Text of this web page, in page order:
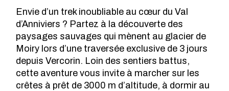
Envie d’un trek inoubliable au cœur du Val
d’Anniviers ? Partez à la découverte des
paysages sauvages qui mènent au glacier de
Moiry lors d’une traversée exclusive de 3 jours
depuis Vercorin. Loin des sentiers battus,
cette aventure vous invite à marcher sur les
crêtes à prêt de 3000 m d’altitude, à dormir au